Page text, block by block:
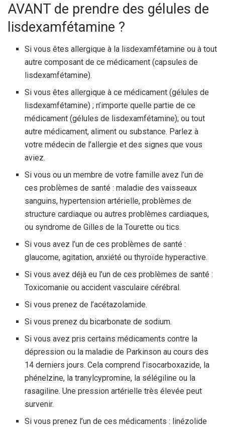
AVANT de prendre des gélules de
lisdexamfétamine ?
Si vous êtes allergique à la lisdexamfétamine ou à tout
autre composant de ce médicament (capsules de
lisdexamfétamine).
Si vous êtes allergique à ce médicament (gélules de
lisdexamfétamine) ; n’importe quelle partie de ce
médicament (gélules de lisdexamfétamine); ou tout
autre médicament, aliment ou substance. Parlez à
votre médecin de l’allergie et des signes que vous
aviez.
Si vous ou un membre de votre famille avez l’un de
ces problèmes de santé : maladie des vaisseaux
sanguins, hypertension artérielle, problèmes de
structure cardiaque ou autres problèmes cardiaques,
ou syndrome de Gilles de la Tourette ou tics.
Si vous avez l’un de ces problèmes de santé :
glaucome, agitation, anxiété ou thyroïde hyperactive.
Si vous avez déjà eu l’un de ces problèmes de santé :
Toxicomanie ou accident vasculaire cérébral.
Si vous prenez de l’acétazolamide.
Si vous prenez du bicarbonate de sodium.
Si vous avez pris certains médicaments contre la
dépression ou la maladie de Parkinson au cours des
14 derniers jours. Cela comprend l’isocarboxazide, la
phénelzine, la tranylcypromine, la sélégiline ou la
rasagiline. Une pression artérielle très élevée peut
survenir.
Si vous prenez l’un de ces médicaments : linézolide